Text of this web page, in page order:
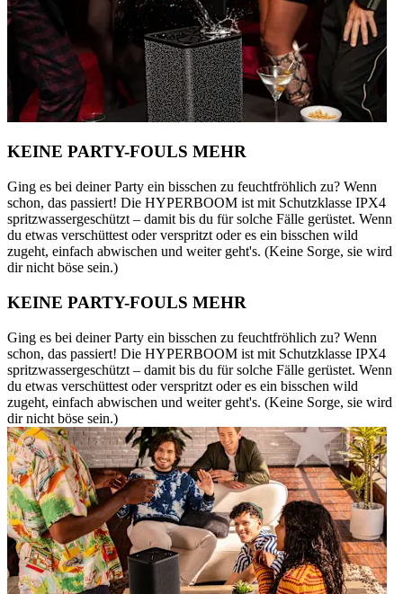
KEINE PARTY-FOULS MEHR
Ging es bei deiner Party ein bisschen zu feuchtfröhlich zu? Wenn
schon, das passiert! Die HYPERBOOM ist mit Schutzklasse IPX4
spritzwassergeschützt – damit bis du für solche Fälle gerüstet. Wenn
du etwas verschüttest oder verspritzt oder es ein bisschen wild
zugeht, einfach abwischen und weiter geht's. (Keine Sorge, sie wird
dir nicht böse sein.)
KEINE PARTY-FOULS MEHR
Ging es bei deiner Party ein bisschen zu feuchtfröhlich zu? Wenn
schon, das passiert! Die HYPERBOOM ist mit Schutzklasse IPX4
spritzwassergeschützt – damit bis du für solche Fälle gerüstet. Wenn
du etwas verschüttest oder verspritzt oder es ein bisschen wild
zugeht, einfach abwischen und weiter geht's. (Keine Sorge, sie wird
dir nicht böse sein.)